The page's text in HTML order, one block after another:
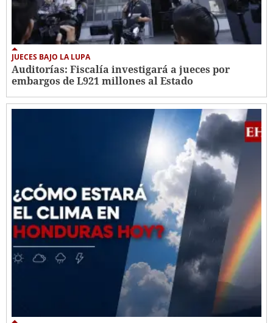
JUECES BAJO LA LUPA
Auditorías: Fiscalía investigará a jueces por
embargos de L921 millones al Estado